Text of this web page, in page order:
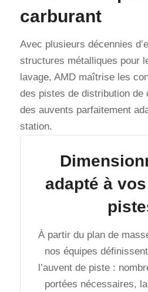
carburant
Avec plusieurs décennies
structures métalliques pour
lavage, AMD maîtrise les
des pistes de distribution de
des auvents parfaitement
station.
adapté à
À partir du plan de
nos équipes
l’auvent de piste :
portées nécessaires,